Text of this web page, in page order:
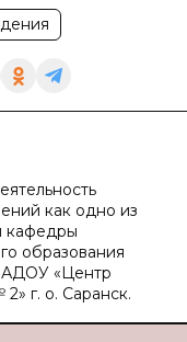
как одно из
кафедры
образования
«Центр
г. о. Саранск.